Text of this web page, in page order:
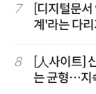
7
[디지털문
계'라는 다
8
[人사이트]
는 균형…지